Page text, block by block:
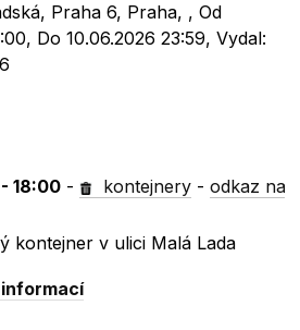
Praha 6, Praha, , Od
Do 10.06.2026 23:59, Vydal:
18:00 - kontejnery -odkaz na
kontejner v ulici Malá Lada